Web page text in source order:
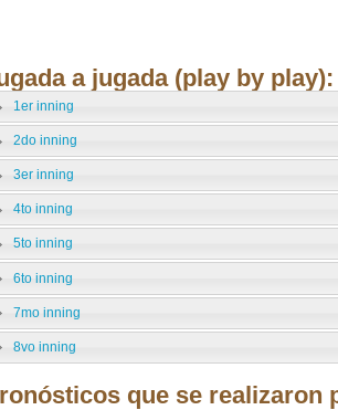
a jugada (play by play):
1er inning
2do inning
3er inning
4to inning
5to inning
6to inning
7mo inning
8vo inning
que se realizaron